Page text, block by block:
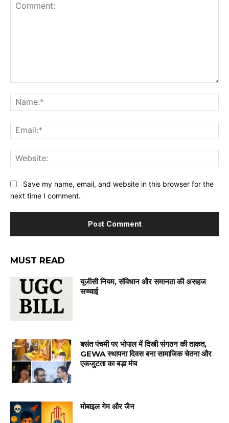
Save my name, email, and website in this browser for the
next time I comment.
MUST READ
यूजीसी नियम, संविधान और समानता की असहज
सच्चाई
बसंत पंचमी पर भोपाल में दिखी संगठन की ताकत,
GEWA स्थापना दिवस बना सामाजिक चेतना और
एकजुटता का बड़ा मंच
मोबाइल गेम और जैन